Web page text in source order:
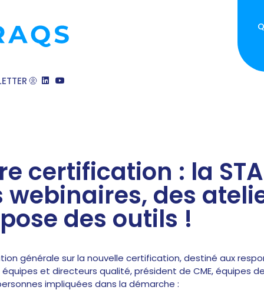
certification : la
des
des outils !
générale sur la nouvelle certification, destiné aux
équipes et directeurs qualité, président de CME, équipes
impliquées dans la démarche :